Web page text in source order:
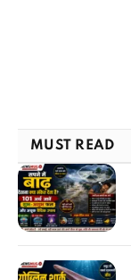
MUST READ